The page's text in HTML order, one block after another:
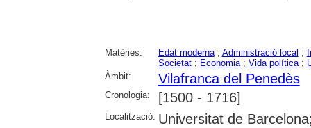
Matèries: Edat moderna; Administració local ;
Societat; Economia; Vida política;
Àmbit:
Vilafranca del Penedès
Cronologia: [1500 - 1716]
Localització: Universitat de